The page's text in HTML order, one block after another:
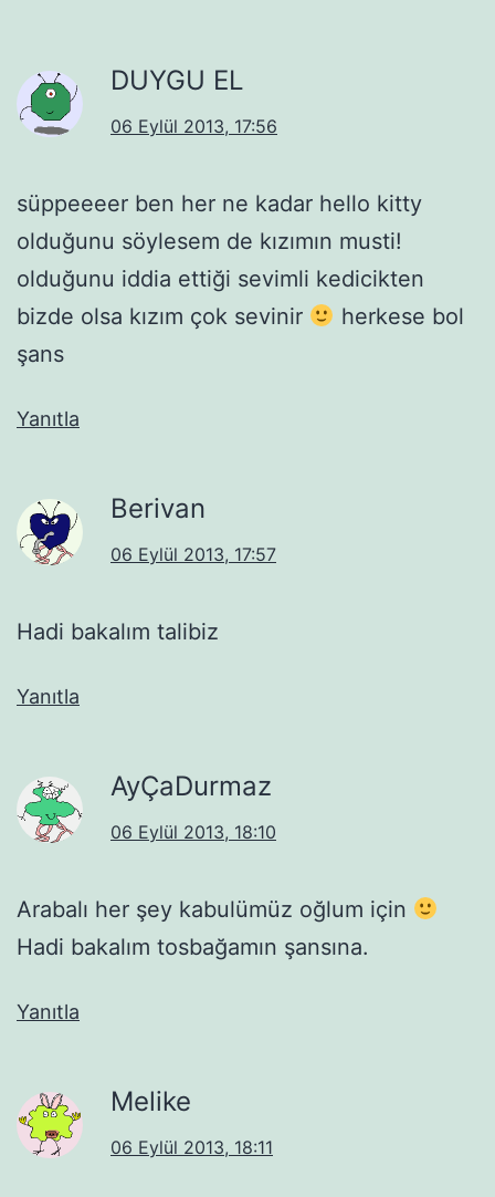
DUYGU EL
06 Eylül 2013, 17:56
süppeeeer ben her ne kadar hello kitty
olduğunu söylesem de kızımın musti!
olduğunu iddia ettiği sevimli kedicikten
bizde olsa kızım çok sevinir
herkese bol
şans
Yanıtla
Berivan
06 Eylül 2013, 17:57
Hadi bakalım talibiz
Yanıtla
AyÇaDurmaz
06 Eylül 2013, 18:10
Arabalı her şey kabulümüz oğlum için
Hadi bakalım tosbağamın şansına.
Yanıtla
Melike
06 Eylül 2013, 18:11